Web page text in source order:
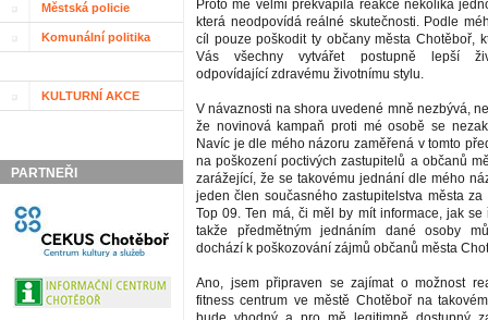
Městská policie
Komunální politika
KULTURNÍ AKCE
PARTNEŘI
Proto mě velmi překvapila reakce několika
která neodpovídá reálné skutečnosti. Podle
cíl pouze poškodit ty občany města Chotěboř,
Vás všechny vytvářet postupně lepší
odpovídající zdravému životnímu stylu.
V návaznosti na shora uvedené mně nezbývá,
že novinová kampaň proti mé osobě se
Navíc je dle mého názoru zaměřená v tomto
na poškození poctivých zastupitelů a občanů
zarážející, že se takovému jednání dle mého
jeden člen současného zastupitelstva města za
Top 09. Ten má, či měl by mít informace, jak se
takže předmětným jednáním dané osoby
dochází k poškozování zájmů občanů města
Ano, jsem připraven se zajímat o možnost
fitness centrum ve městě Chotěboř na